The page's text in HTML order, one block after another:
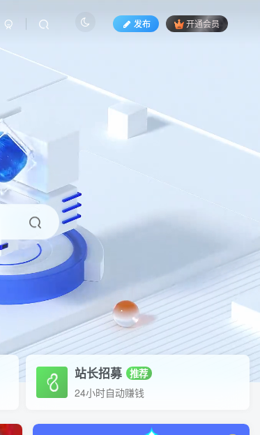
发布 开通会员
站长招募 推荐
24小时自动赚钱